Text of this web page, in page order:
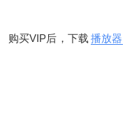
购买VIP后，下载 播放器